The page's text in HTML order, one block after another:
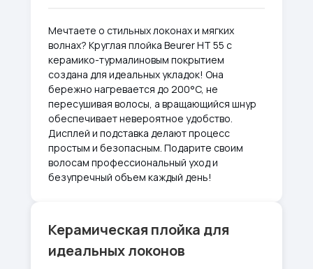
Мечтаете о стильных локонах и мягких
волнах? Круглая плойка Beurer HT 55 с
керамико-турмалиновым покрытием
создана для идеальных укладок! Она
бережно нагревается до 200°C, не
пересушивая волосы, а вращающийся шнур
обеспечивает невероятное удобство.
Дисплей и подставка делают процесс
простым и безопасным. Подарите своим
волосам профессиональный уход и
безупречный объем каждый день!
Керамическая плойка для
идеальных локонов